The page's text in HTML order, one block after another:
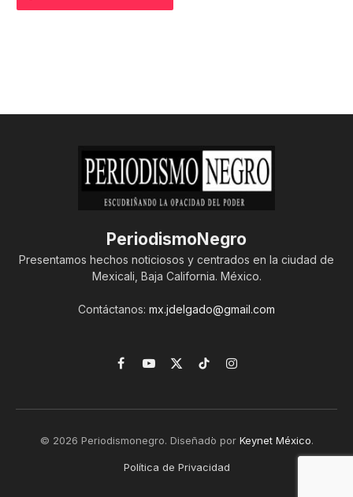
PeriodismoNegro
Presentamos hechos noticiosos y centrados en la ciudad de
Mexicali, Baja California. México.
Contáctanos: mx.jdelgado@gmail.com
Facebook
YouTube
X
TikTokInstagram
© 2026 Periodismonegro. Diseñado por Keynet México.
Política de Privacidad